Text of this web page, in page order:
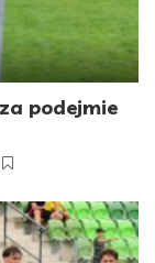
podejmie